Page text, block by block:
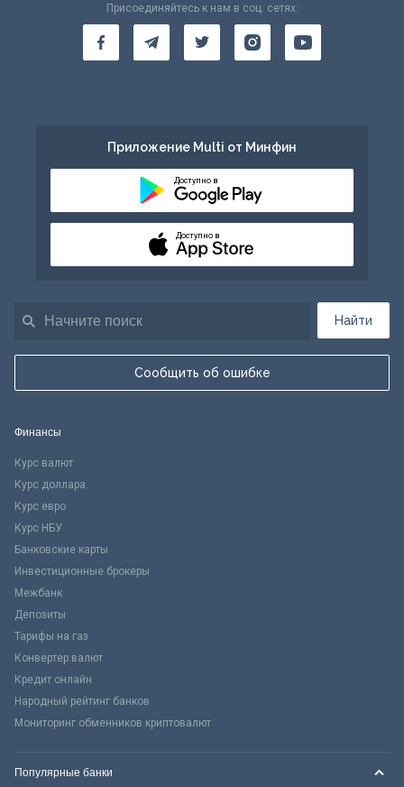
Найти
Сообщить об ошибке
Присоединяйтесь к нам в соц. сетях:
Приложение Multi от Минфин
Доступно в
Доступно в
Финансы
Курс валют
Курс доллара
Курс евро
Курс НБУ
Банковские карты
Инвестиционные брокеры
Межбанк
Депозиты
Тарифы на газ
Конвертер валют
Кредит онлайн
Народный рейтинг банков
Мониторинг обменников криптовалют
Популярные банки